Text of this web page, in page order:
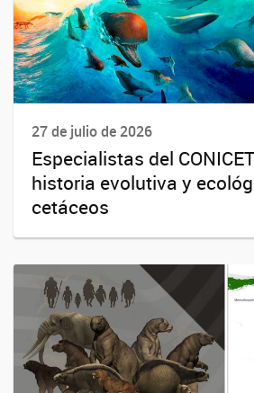
27 de julio de 2026
Especialistas del
historia evolutiva y
cetáceos